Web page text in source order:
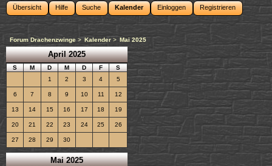
Übersicht Hilfe Suche Kalender Einloggen Registrieren
Forum Drachenzwinge > Kalender> Mai 2025
April 2025
S M D M D F
S
1
2 3 4 5
6 7 8 9 10 11 12
13 14 15 16 17 18 19
20 21 22 23 24 25 26
27 28 29 30
Mai 2025